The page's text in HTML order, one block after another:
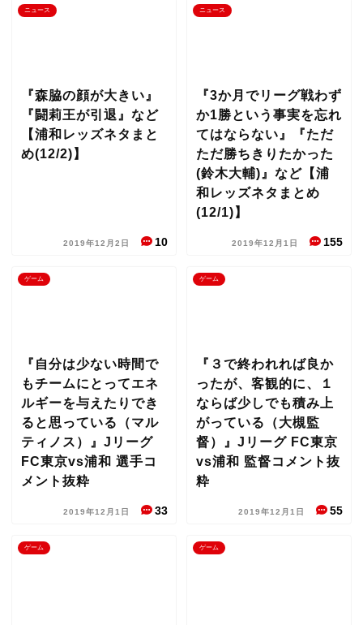
ニュース
『森脇の顔が大きい』
『闘莉王が引退』など
【浦和レッズネタまと
め(12/2)】
2019年12月2日 10
ニュース
『3か月でリーグ戦わず
か1勝という事実を忘れ
てはならない』『ただ
ただ勝ちきりたかった
(鈴木大輔)』など【浦
和レッズネタまとめ
(12/1)】
2019年12月1日 155
ゲーム
『自分は少ない時間で
もチームにとってエネ
ルギーを与えたりでき
ると思っている（マル
ティノス）』Jリーグ
FC東京vs浦和 選手コ
メント抜粋
2019年12月1日 33
ゲーム
『３で終われれば良か
ったが、客観的に、１
ならば少しでも積み上
がっている（大槻監
督）』Jリーグ FC東京
vs浦和 監督コメント抜
粋
2019年12月1日 55
ゲーム ゲーム